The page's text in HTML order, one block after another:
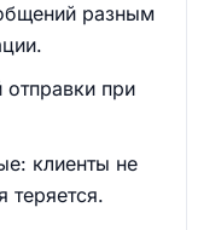
разным
при
клиенты не
теряется.